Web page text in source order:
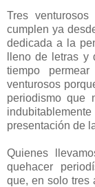
Tres
cumplen ya
dedicada a la
lleno de letras
tiempo
venturosos
periodismo que
presentación de
Quienes
quehacer
que, en solo tres